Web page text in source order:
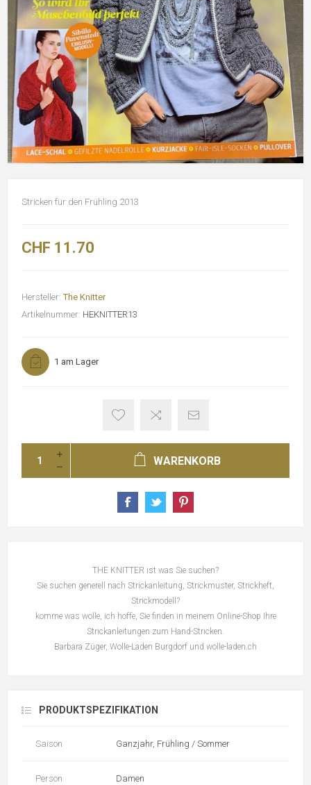
Stricken für den Frühling 2013
CHF 11.70
Hersteller: The Knitter
Artikelnummer: HEKNITTER13
1 am Lager
WARENKORB
THE KNITTER ist was Sie suchen?
Sie suchen generell nach Strickanleitung, Strickmuster, Strickheft,
Strickmodell?
komme was wolle, ich hoffe, Sie finden in meinem Online-Shop Ihre
Strickanleitungen zum Hand-Stricken.
Barbara Züger, Wolle-Laden Burgdorf und wolle-laden.ch
PRODUKTSPEZIFIKATION
Saison Ganzjahr, Frühling / Sommer
Person Damen